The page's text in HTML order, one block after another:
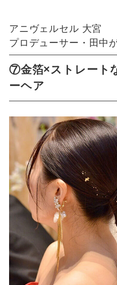
アニヴェルセル 大宮
プロデューサー・田中
⑦金箔×ストレート
ーヘア